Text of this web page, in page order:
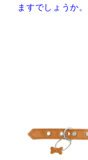
ますでしょうか。